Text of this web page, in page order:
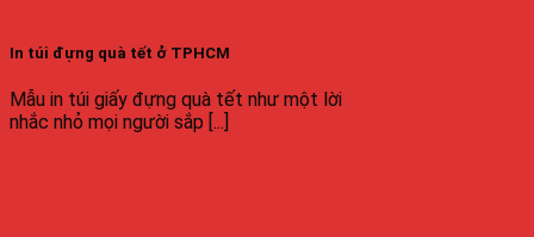
In túi đựng quà tết ở TPHCM
Mẫu in túi giấy đựng quà tết như một lời
nhắc nhỏ mọi người sắp [...]